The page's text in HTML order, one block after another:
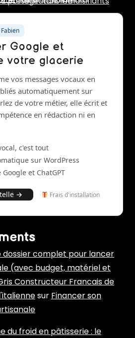
Google et
votre glacerie
vos messages vocaux en
automatiquement sur
de votre métier, elle écrit et
en rédaction ni en
c'est tout
sur WordPress
et ChatGPT
→ Frais d'installation
dossier complet pour lancer
(avec budget, matériel et
Constructeur Francais de
sur Financer son
du froid en pâtisserie : le